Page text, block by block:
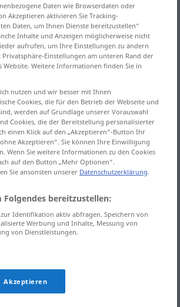
(ugs., fig.)
Daten wie Browserdaten oder
Akzeptieren aktivieren Sie Tracking-
Daten, um Ihnen Dienste bereitzustellen“
Inhalte und Anzeigen möglicherweise nicht
aufrufen, um Ihre Einstellungen zu ändern
Einstellungen am unteren Rand der
Weitere Informationen finden Sie in
nutzen und wir besser mit Ihnen
Cookies, die für den Betrieb der Webseite und
werden auf Grundlage unserer Vorauswahl
Cookies, die der Bereitstellung personalisierter
einen Klick auf den „Akzeptieren“-Button Ihr
Akzeptieren“. Sie können Ihre Einwilligung
Wenn Sie weitere Informationen zu den Cookies
auf den Button „Mehr Optionen“.
Sie ansonsten unserer Datenschutzerklärung.
bereitzustellen:
Identifikation aktiv abfragen. Speichern von
Werbung und Inhalte, Messung von
von Dienstleistungen.
Akzeptieren